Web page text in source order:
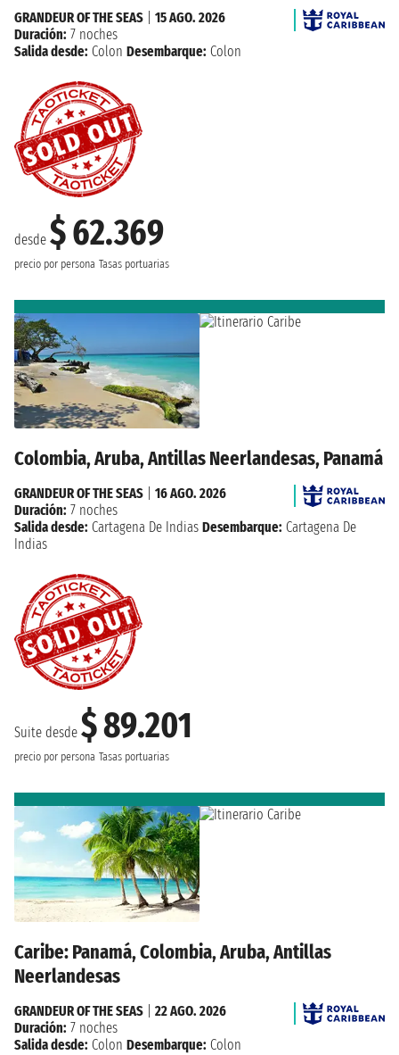
desde $ 62.369
precio por persona Tasas portuarias
GRANDEUR OF THE SEAS
15 AGO. 2026
Duración: 7 noches
Salida desde: Colon Desembarque: Colon
Colombia, Aruba, Antillas Neerlandesas, Panamá
Suite desde $ 89.201
precio por persona Tasas portuarias
GRANDEUR OF THE SEAS
16 AGO. 2026
Duración: 7 noches
Salida desde: Cartagena De Indias Desembarque: Cartagena De
Indias
Caribe: Panamá, Colombia, Aruba, Antillas
Neerlandesas
GRANDEUR OF THE SEAS
22 AGO. 2026
Duración: 7 noches
Salida desde: Colon Desembarque: Colon